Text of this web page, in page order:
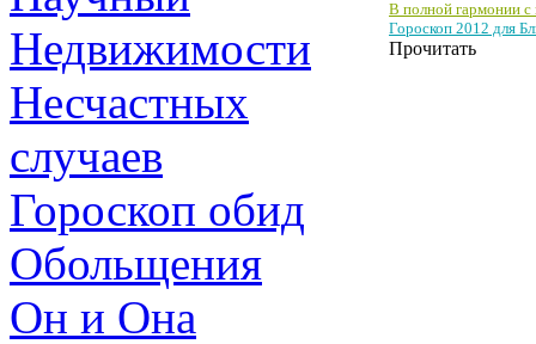
Недвижимости
Несчастных
случаев
Гороскоп обид
Обольщения
Он и Она
В полной гармонии с
Гороскоп 2012 для
Прочитать